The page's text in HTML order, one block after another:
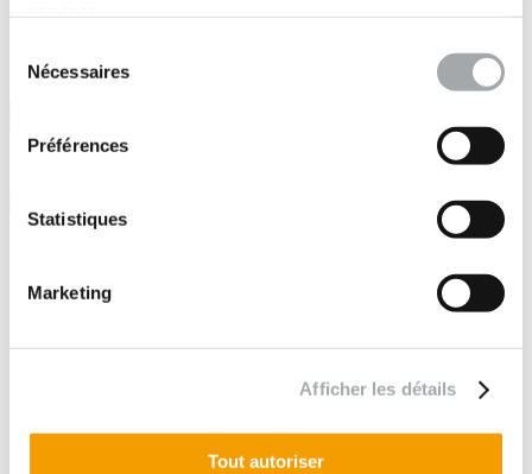
Nécessaires
Préférences
Statistiques
Marketing
Afficher les détails
Tout autoriser
Brochures
Politique de confidentialité